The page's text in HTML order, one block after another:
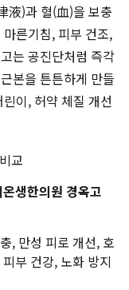
液)과 혈(血)을 보충
른기침, 피부 건조,
는 공진단처럼 즉각
본을 튼튼하게 만들
이, 허약 체질 개선
교
온생한의원 경옥고
, 만성 피로 개선, 호
부 건강, 노화 방지